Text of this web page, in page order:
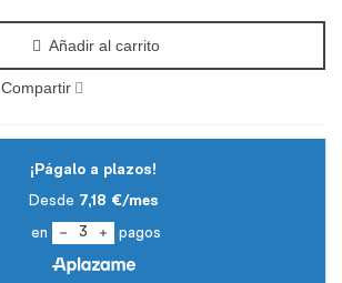
Añadir al carrito
Compartir